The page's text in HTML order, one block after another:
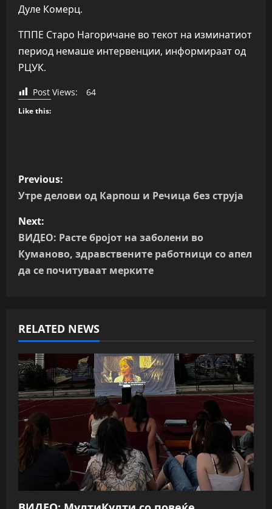
Дуле Комерц.
ТППЕ Старо Нагоричане во текот на изминатиот
период немаше интервенции, информираат од
РЦУК.
Post Views: 64
Like this:
P
o
s
t
n
v
i
g
a
t
i
o
Previous:
Утре делови од Карпош и Речица без струја
Next:
ВИДЕО: Расте бројот на заболени во
Куманово, здравствените работници со апел
да се почитуваат мерките
RELATED NEWS